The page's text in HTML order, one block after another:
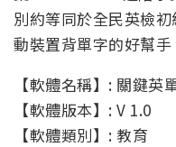
別約等同於全民英檢
動裝置背單字的好幫手
【軟體名稱】: 關鍵英
【軟體版本】: V 1.0
【軟體類別】: 教育